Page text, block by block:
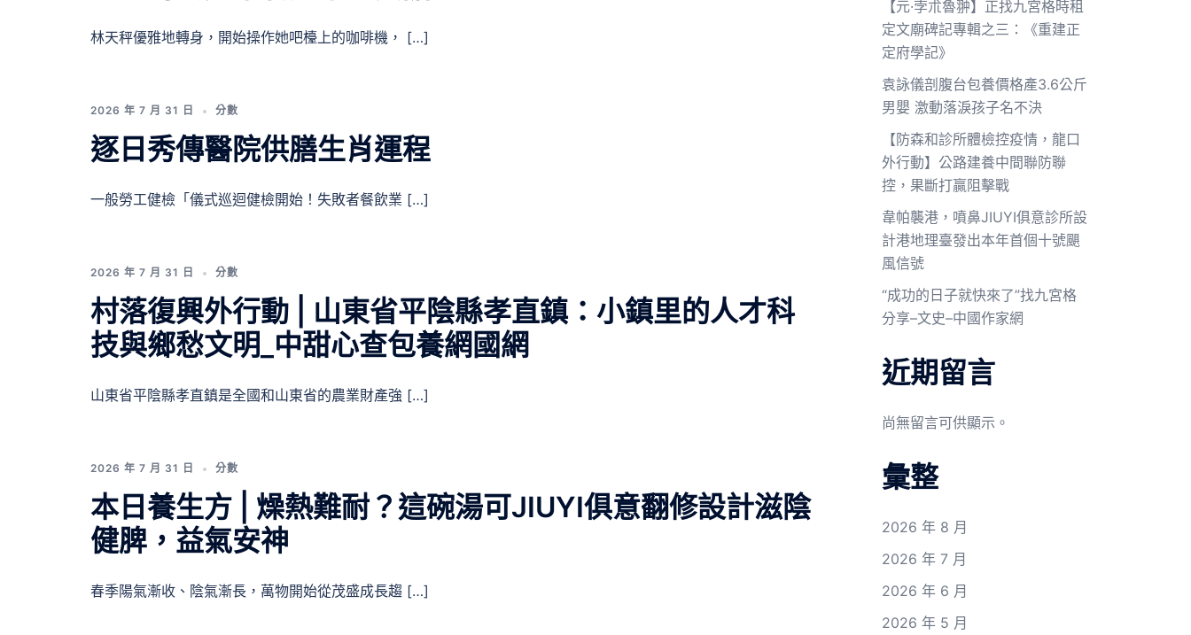
林天秤優雅地轉身，開始操作她吧檯上的咖啡機， […]
2026 年 7 月 31 日 分數
逐日秀傳醫院供膳生肖運程
一般勞工健檢「儀式巡迴健檢開始！失敗者餐飲業 […]
2026 年 7 月 31 日 分數
村落復興外行動 | 山東省平陰縣孝直鎮：小鎮里的人才科
技與鄉愁文明_中甜心查包養網國網
山東省平陰縣孝直鎮是全國和山東省的農業財產強 […]
2026 年 7 月 31 日 分數
本日養生方 | 燥熱難耐？這碗湯可JIUYI俱意翻修設計滋陰
健脾，益氣安神
春季陽氣漸收、陰氣漸長，萬物開始從茂盛成長趨 […]
【元·孛朮魯翀】正找九宮格時租
定文廟碑記專輯之三：《重建正
定府學記》
袁詠儀剖腹台包養價格產3.6公斤
男嬰 激動落淚孩子名不決
【防森和診所體檢控疫情，龍口
外行動】公路建養中間聯防聯
控，果斷打贏阻擊戰
韋帕襲港，噴鼻JIUYI俱意診所設
計港地理臺發出本年首個十號颶
風信號
“成功的日子就快來了”找九宮格
分享–文史–中國作家網
近期留言
尚無留言可供顯示。
彙整
2026 年 8 月
2026 年 7 月
2026 年 6 月
2026 年 5 月